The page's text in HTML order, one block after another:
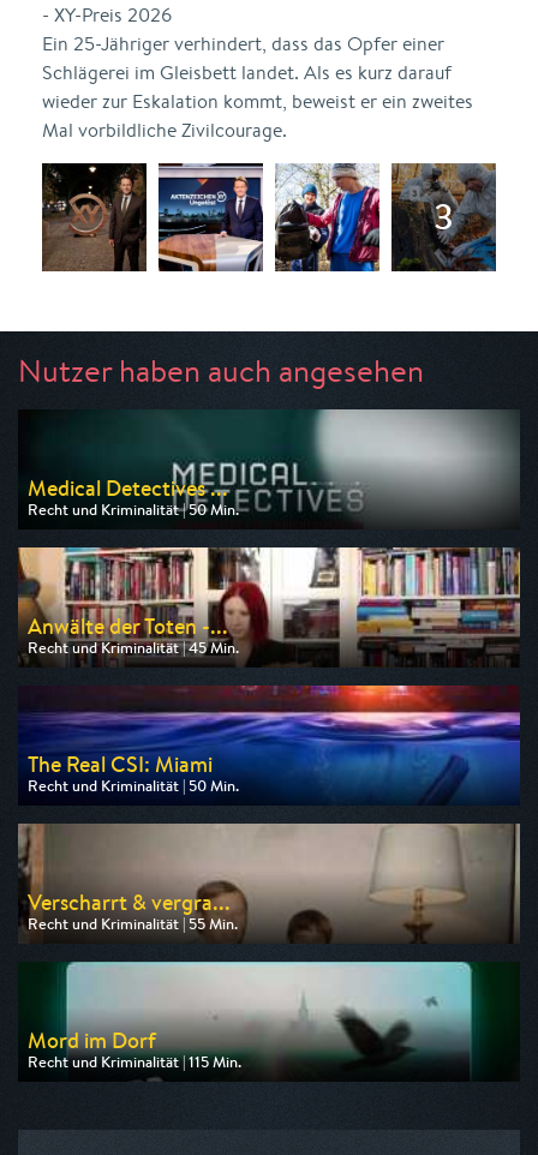
- XY-Preis 2026
Ein 25-Jähriger verhindert, dass das Opfer einer
Schlägerei im Gleisbett landet. Als es kurz darauf
wieder zur Eskalation kommt, beweist er ein zweites
Mal vorbildliche Zivilcourage.
Nutzer haben auch angesehen
Medical Detectives ...
Recht und Kriminalität | 50 Min.
Ausgestrahlt von Nitro
am 08.08.2026, 20:15
Anwälte der Toten -...
Recht und Kriminalität | 45 Min.
Ausgestrahlt von n-tv
am 09.08.2026, 20:15
The Real CSI: Miami
Recht und Kriminalität | 50 Min.
Ausgestrahlt von Nitro
am 10.08.2026, 20:15
Verscharrt & vergra...
Recht und Kriminalität | 55 Min.
Ausgestrahlt von SAT.1 Gold
am 11.08.2026, 20:15
Mord im Dorf
Recht und Kriminalität | 115 Min.
Ausgestrahlt von SAT.1 Gold